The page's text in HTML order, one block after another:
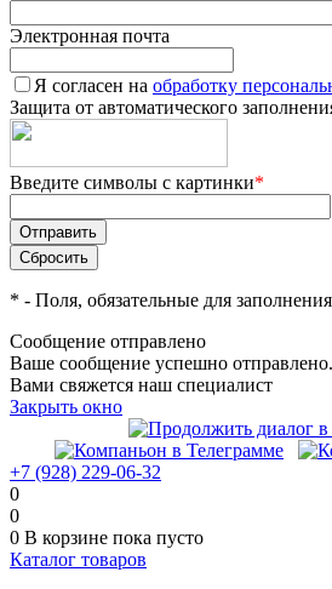
Электронная почта
Я согласен на обработку
Защита от автоматического
Введите символы с картинки*
* - Поля, обязательные для заполнения
Сообщение отправлено
Ваше сообщение успешно
Вами свяжется наш специалист
Закрыть окно
+7 (928) 229-06-32
0
0
0 В корзине пока пусто
Каталог товаров